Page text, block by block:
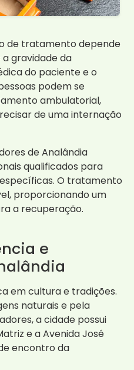
de tratamento depende
gravidade da
do paciente e o
podem se
ambulatorial,
de uma internação
de Analândia
qualificados para
O tratamento
proporcionando um
a recuperação.
e
em cultura e tradições.
naturais e pela
a cidade possui
e a Avenida José
encontro da